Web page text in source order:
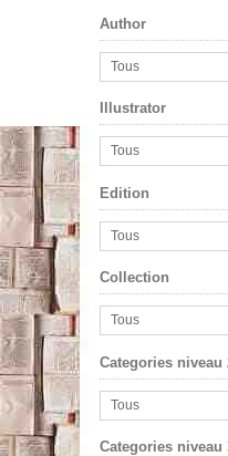
Author
Tous
Illustrator
Tous
Edition
Tous
Collection
Tous
Categories niveau
Tous
Categories niveau